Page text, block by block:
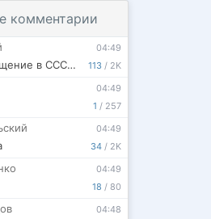
комментарии
113 / 2K
04:49
Ревизор: возвращение в СССР 62
1 / 257
04:49
34 / 2K
04:49
18 / 80
04:49
04:48